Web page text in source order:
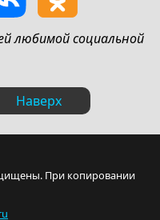
любимой социальной
Наверх
При копировании